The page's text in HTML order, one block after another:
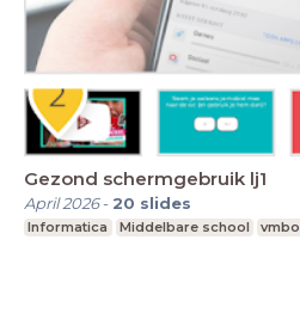
Gezond schermgebruik lj1
April 2026- 20 slides
Informatica Middelbare school vmbo